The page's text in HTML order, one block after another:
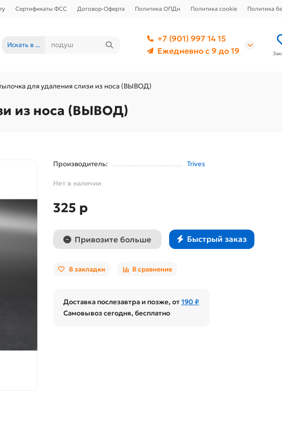
Сертификаты ФСС Договор-Оферта Политика ОПДн Политика cookie Политика
Искать в ...
+7 (901) 997 14 15
Ежедневно с 9 до 19
для удаления слизи из носа (ВЫВОД)
из носа (ВЫВОД)
Производитель:
Trives
Нет в наличии
325 р
Привозите больше Быстрый заказ
В закладки В сравнение
Доставка послезавтра и позже, от190 ₽
Самовывоз сегодня, бесплатно